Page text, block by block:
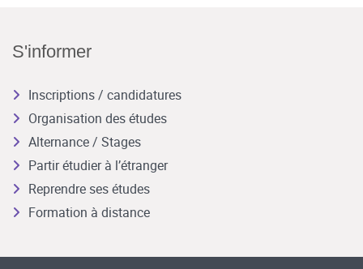
S'informer
Inscriptions / candidatures
Organisation des études
Alternance / Stages
Partir étudier à l’étranger
Reprendre ses études
Formation à distance